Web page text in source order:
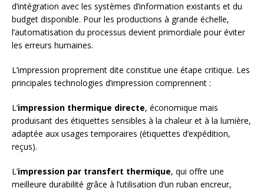
d’intégration avec les systèmes d’information existants et du
budget disponible. Pour les productions à grande échelle,
l’automatisation du processus devient primordiale pour éviter
les erreurs humaines.
L’impression proprement dite constitue une étape critique. Les
principales technologies d’impression comprennent :
L’impression thermique directe, économique mais
produisant des étiquettes sensibles à la chaleur et à la lumière,
adaptée aux usages temporaires (étiquettes d’expédition,
reçus).
L’impression par transfert thermique, qui offre une
meilleure durabilité grâce à l’utilisation d’un ruban encreur,